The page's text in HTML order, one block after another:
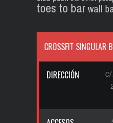
toes to barwall
CROSSFIT SINGULAR
DIRECCIÓN